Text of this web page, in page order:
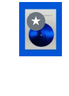
★
DODAJ
DO
KOSZYKA
SZCZEGÓŁY